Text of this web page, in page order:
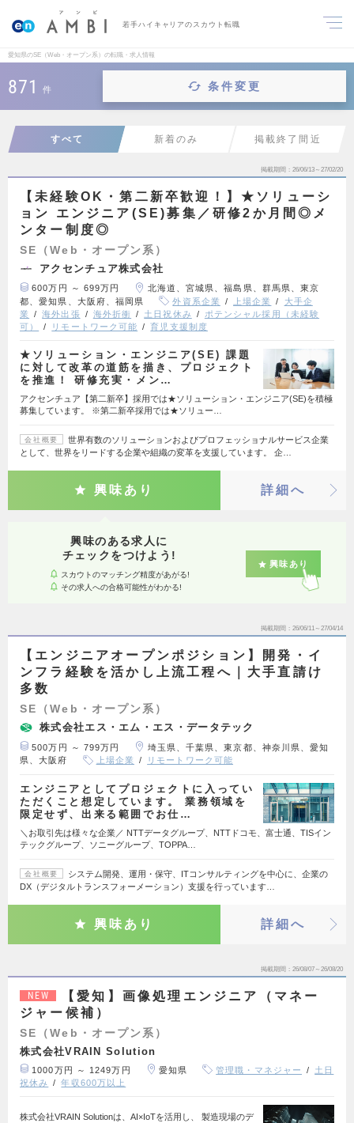
若手ハイキャリアのスカウト転職
愛知県のSE（Web・オープン系）の転職・求人情報
871 件 条件変更
すべて 新着のみ 掲載終了間近
掲載期間 26/06/13～27/02/20
【未経験OK・第二新卒歓迎！】★ソリューシ
ョン エンジニア(SE)募集／研修2か月間◎メ
ンター制度◎
SE（Web・オープン系）
アクセンチュア株式会社
600万円 ～ 699万円
北海道、宮城県、福島県、群馬県、東京
都、愛知県、大阪府、福岡県
外資系企業 上場企業
大手企
業
海外出張 海外折衝 土日祝休み
ポテンシャル採用（未経験
可）
リモートワーク可能 育児支援制度
★ソリューション・エンジニア(SE) 課題
に対して改革の道筋を描き、プロジェクト
を推進！ 研修充実・メン…
アクセンチュア【第二新卒】採用では★ソリューション・エンジニア(SE)を積極
募集しています。 ※第二新卒採用では★ソリュー…
会社概要
世界有数のソリューションおよびプロフェッショナルサービス企業
として、世界をリードする企業や組織の変革を支援しています。 企…
興味あり 詳細へ
興味のある求人に
チェックをつけよう!
スカウトのマッチング精度があがる!
その求人への合格可能性がわかる!
興味あり
掲載期間 26/06/11～27/04/14
【エンジニアオープンポジション】開発・イ
ンフラ経験を活かし上流工程へ｜大手直請け
多数
SE（Web・オープン系）
株式会社エス・エム・エス・データテック
500万円 ～ 799万円
埼玉県、千葉県、東京都、神奈川県、愛知
県、大阪府
上場企業 リモートワーク可能
エンジニアとしてプロジェクトに入ってい
ただくこと想定しています。 業務領域を
限定せず、出来る範囲でお仕…
＼お取引先は様々な企業／ NTTデータグループ、NTTドコモ、富士通、TISイン
テックグループ、ソニーグループ、TOPPA…
会社概要
システム開発、運用・保守、ITコンサルティングを中心に、企業の
DX（デジタルトランスフォーメーション）支援を行っています…
興味あり 詳細へ
掲載期間 26/08/07～26/08/20
NEW
【愛知】画像処理エンジニア（マネー
ジャー候補）
SE（Web・オープン系）
株式会社VRAIN Solution
1000万円 ～ 1249万円 愛知県 管理職・マネジャー
土日
祝休み
年収600万以上
株式会社VRAIN Solutionは、AI×IoTを活用し、 製造現場のデ